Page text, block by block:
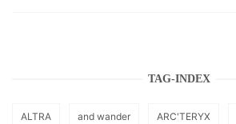
TAG-INDEX
ALTRA and wander ARC'TERYX